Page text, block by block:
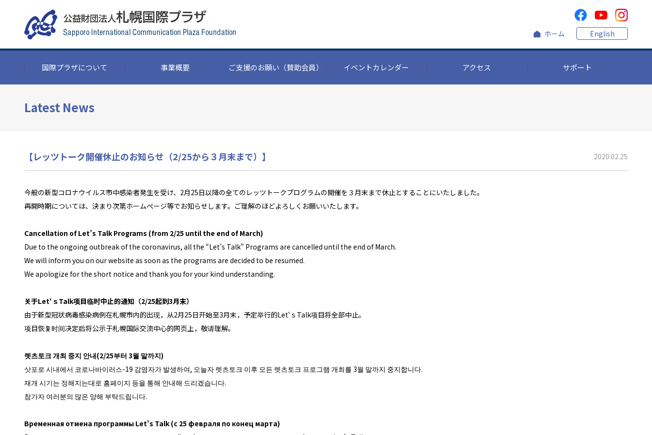
ホーム English
国際プラザについて 事業概要 ご支援のお願い （賛助会員） イベントカレンダー アクセス サポート
Latest News
【レッツトーク開催休止のお知らせ（2/25から３月末まで）】 2020.02.25
今般の新型コロナウイルス市中感染者発生を受け、2月25日以降の全てのレッツトークプログラムの開催を３月末まで休止とすることにいたしました。
再開時期については、決まり次第ホームぺージ等でお知らせします。ご理解のほどよろしくお願いいたします。
Cancellation of Let’s Talk Programs (from 2/25 until the end of March)
Due to the ongoing outbreak of the coronavirus, all the “Let’s Talk” Programs are cancelled until the end of March.
We will inform you on our website as soon as the programs are decided to be resumed.
We apologize for the short notice and thank you for your kind understanding.
关于Let‘ｓTalk项目临时中止的通知（2/25起到3月末）
由于新型冠状病毒感染病例在札幌市内的出现，从2月25日开始至3月末，予定举行的Let‘ｓTalk项目将全部中止。
项目恢复时间决定后将公示于札幌国际交流中心的网页上，敬请理解。
렛츠토크 개최 중지 안내(2/25부터 3월 말까지)
삿포로 시내에서 코로나바이러스-19 감염자가 발생하여, 오늘자 렛츠토크 이후 모든 렛츠토크 프로그램 개최를 3월 말까지 중지합니다.
재개 시기는 정해지는대로 홈페이지 등을 통해 안내해 드리겠습니다.
참가자 여러분의 많은 양해 부탁드립니다.
Временная отмена программы Let's Talk (с 25 февраля по конец марта)